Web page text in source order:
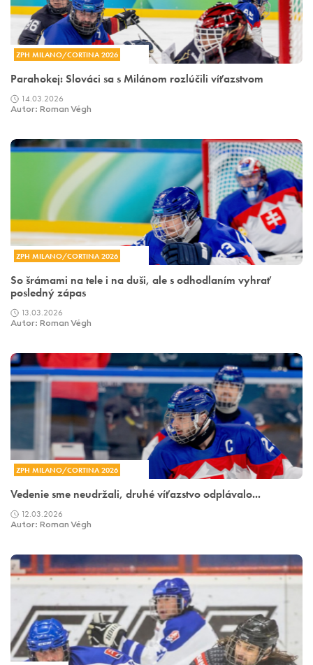
ZPH MILANO/CORTINA 2026
Parahokej: Slováci sa s Milánom rozlúčili víťazstvom
14.03.2026
Autor: Roman Végh
ZPH MILANO/CORTINA 2026
So šrámami na tele i na duši, ale s odhodlaním vyhrať
posledný zápas
13.03.2026
Autor: Roman Végh
ZPH MILANO/CORTINA 2026
Vedenie sme neudržali, druhé víťazstvo odplávalo...
12.03.2026
Autor: Roman Végh